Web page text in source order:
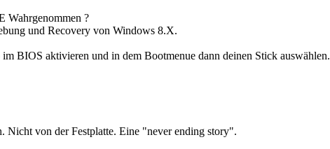
Wahrgenommen ?
und Recovery von Windows 8.X.
BIOS aktivieren und in dem Bootmenue dann deinen Stick auswählen.
Nicht von der Festplatte. Eine "never ending story".